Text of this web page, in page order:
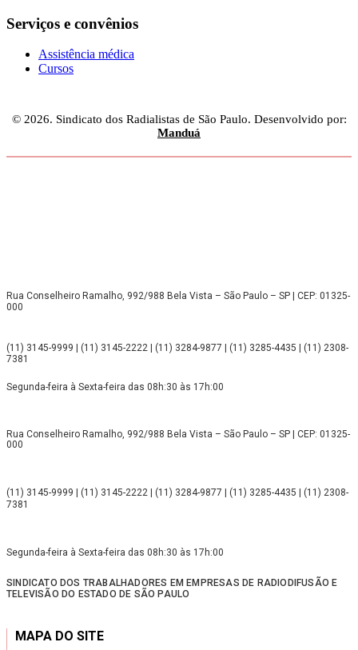
Serviços e convênios
Assistência médica
Cursos
© 2026. Sindicato dos Radialistas de São Paulo. Desenvolvido por:
Manduá
Rua Conselheiro Ramalho, 992/988 Bela Vista – São Paulo – SP | CEP: 01325-
000
(11) 3145-9999 | (11) 3145-2222 | (11) 3284-9877 | (11) 3285-4435 | (11) 2308-
7381
Segunda-feira à Sexta-feira das 08h:30 às 17h:00
Rua Conselheiro Ramalho, 992/988 Bela Vista – São Paulo – SP | CEP: 01325-
000
(11) 3145-9999 | (11) 3145-2222 | (11) 3284-9877 | (11) 3285-4435 | (11) 2308-
7381
Segunda-feira à Sexta-feira das 08h:30 às 17h:00
SINDICATO DOS TRABALHADORES EM EMPRESAS DE RADIODIFUSÃO E
TELEVISÃO DO ESTADO DE SÃO PAULO
MAPA DO SITE